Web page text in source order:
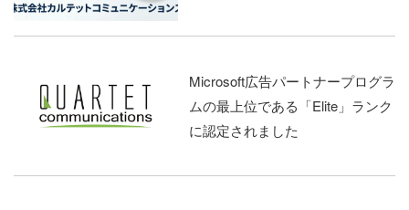
Microsoft広告パートナープログラ
ムの最上位である「Elite」ランク
に認定されました